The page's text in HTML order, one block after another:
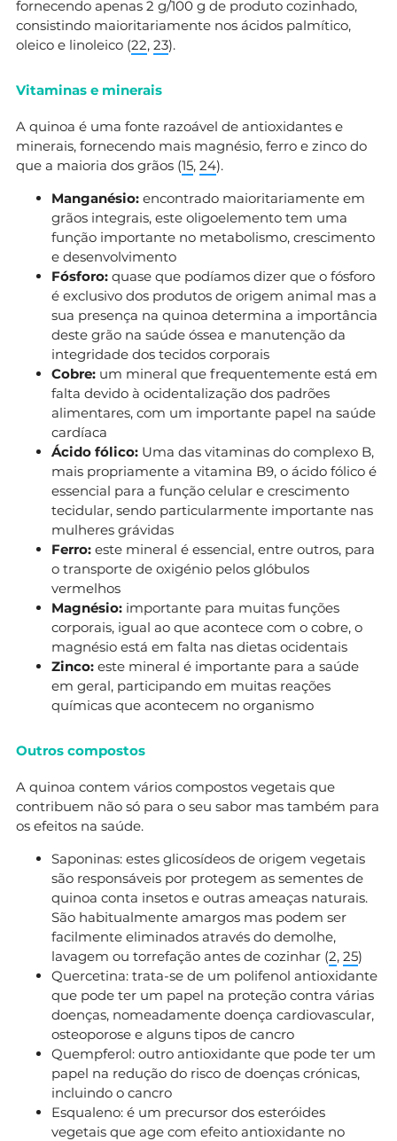
fornecendo apenas 2 g/100 g de produto cozinhado,
consistindo maioritariamente nos ácidos palmítico,
oleico e linoleico (22, 23).
Vitaminas e minerais
A quinoa é uma fonte razoável de antioxidantes e
minerais, fornecendo mais magnésio, ferro e zinco do
que a maioria dos grãos (15, 24).
Manganésio: encontrado maioritariamente em
grãos integrais, este oligoelemento tem uma
função importante no metabolismo, crescimento
e desenvolvimento
Fósforo: quase que podíamos dizer que o fósforo
é exclusivo dos produtos de origem animal mas a
sua presença na quinoa determina a importância
deste grão na saúde óssea e manutenção da
integridade dos tecidos corporais
Cobre: um mineral que frequentemente está em
falta devido à ocidentalização dos padrões
alimentares, com um importante papel na saúde
cardíaca
Ácido fólico: Uma das vitaminas do complexo B,
mais propriamente a vitamina B9, o ácido fólico é
essencial para a função celular e crescimento
tecidular, sendo particularmente importante nas
mulheres grávidas
Ferro: este mineral é essencial, entre outros, para
o transporte de oxigénio pelos glóbulos
vermelhos
Magnésio: importante para muitas funções
corporais, igual ao que acontece com o cobre, o
magnésio está em falta nas dietas ocidentais
Zinco: este mineral é importante para a saúde
em geral, participando em muitas reações
químicas que acontecem no organismo
Outros compostos
A quinoa contem vários compostos vegetais que
contribuem não só para o seu sabor mas também para
os efeitos na saúde.
Saponinas: estes glicosídeos de origem vegetais
são responsáveis por protegem as sementes de
quinoa conta insetos e outras ameaças naturais.
São habitualmente amargos mas podem ser
facilmente eliminados através do demolhe,
lavagem ou torrefação antes de cozinhar (2, 25)
Quercetina: trata-se de um polifenol antioxidante
que pode ter um papel na proteção contra várias
doenças, nomeadamente doença cardiovascular,
osteoporose e alguns tipos de cancro
Quempferol: outro antioxidante que pode ter um
papel na redução do risco de doenças crónicas,
incluindo o cancro
Esqualeno: é um precursor dos esteróides
vegetais que age com efeito antioxidante no